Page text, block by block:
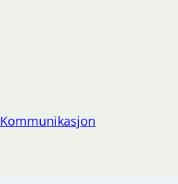
Kommunikasjon